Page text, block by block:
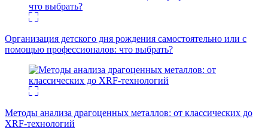
Организация детского дня рождения самостоятельно или с
помощью профессионалов: что выбрать?
Методы анализа драгоценных металлов: от классических до
XRF-технологий